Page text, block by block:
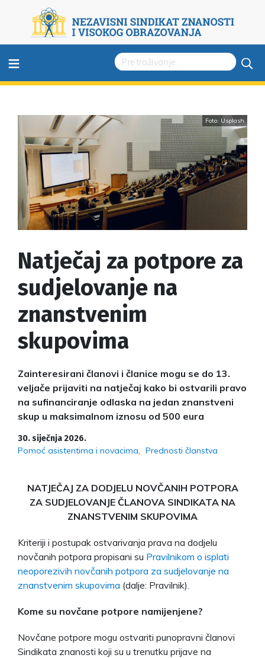
≡
Foto: Usplash
Natječaj za potpore za
sudjelovanje na
znanstvenim
skupovima
Zainteresirani članovi i članice mogu se do 13.
veljače prijaviti na natječaj kako bi ostvarili pravo
na sufinanciranje odlaska na jedan znanstveni
skup u maksimalnom iznosu od 500 eura
30. siječnja 2026.
Pomoć asistentima i novacima Prednosti članstva
NATJEČAJ ZA DODJELU NOVČANIH POTPORA
ZA SUDJELOVANJE ČLANOVA SINDIKATA NA
ZNANSTVENIM SKUPOVIMA
Kriteriji i postupak ostvarivanja prava na dodjelu
novčanih potpora propisani su Pravilnikom o isplati
neoporezivih novčanih potpora za sudjelovanje na
znanstvenim skupovima (dalje: Pravilnik).
Kome su novčane potpore namijenjene?
Novčane potpore mogu ostvariti punopravni članovi
Sindikata znanosti koji su u trenutku prijave na